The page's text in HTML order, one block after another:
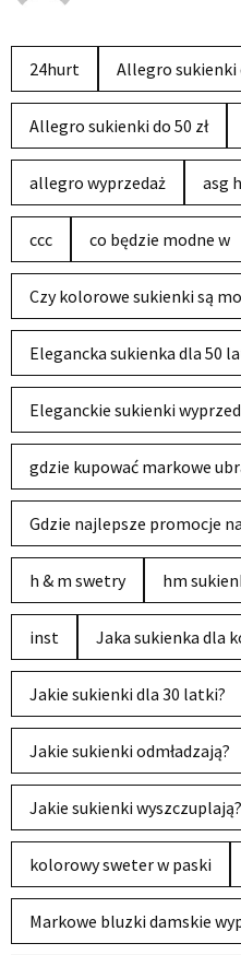
24hurt Allegro sukienki
Allegro sukienki do 50 zł
allegro wyprzedaż asg
ccc co będzie modne w
Czy kolorowe sukienki są
Elegancka sukienka dla 50
Eleganckie sukienki
gdzie kupować markowe
Gdzie najlepsze promocje
h & m swetry hm
inst Jaka sukienka dla
Jakie sukienki dla 30 latki?
Jakie sukienki odmładzają?
Jakie sukienki wyszczuplają?
kolorowy sweter w paski
Markowe bluzki damskie